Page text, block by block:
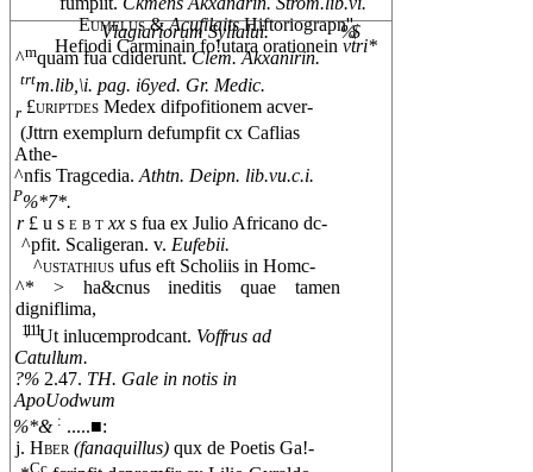
Eumelus&AcufilaitsHiftoriograpn''
Hefiodi Carminain fo!utara orationeinvtri*
Vlagiariorum Syllalui.
%$
^mquam fua cdiderunt.Clem. Akxanirin.
trtm.lib,\i. pag. i6yed. Gr. Medic.
r £uriptdes Medex difpofitionem acver-
(Jttrn exemplurn defumpfit cx Caflias
Athe-
^nfis Tragcedia. Athtn. Deipn. lib.vu.c.i.
P%*7*.
r £ u se b txxs fua ex Julio Africano dc-
^pfit. Scaligeran. v. Eufebii.
^ustathius ufus eft Scholiis in Homc-
^* > ha&cnus ineditis quae tamen
digniflima,
1,111Ut inlucemprodcant. Voffrus ad
Catullum.
?% 2.47. TH. Gale in notis in
ApoUodwum
%*& : .....■:
j.Hber(fanaquillus)qux de Poetis Ga!-
Cc